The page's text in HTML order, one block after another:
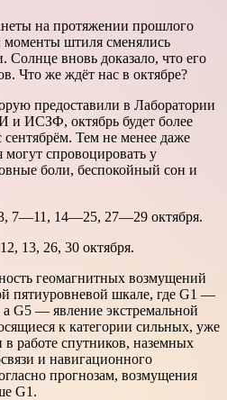
на протяжении прошлого
моменты штиля сменялись
вновь доказало, что его
Что же ждёт нас в октябре?
предоставили в Лаборатории
и ИСЗФ, октябрь будет более
Тем не менее даже
могут спровоцировать у
боли, беспокойный сон и
7—11, 14—25, 27—29 октября.
13, 26, 30 октября.
геомагнитных возмущений
пятиуровневой шкале, где G1 —
а G5 — явление экстремальной
к категории сильных, уже
в работе спутников, наземных
и навигационного
прогнозам, возмущения
G1.